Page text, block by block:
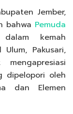
Jember,
bahwa Pemuda
kemah
Pakusari,
dipelopori oleh
dan Elemen